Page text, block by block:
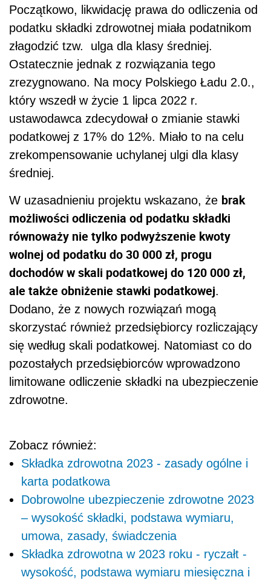
Początkowo, likwidację prawa do odliczenia od
podatku składki zdrowotnej miała podatnikom
złagodzić tzw. ulga dla klasy średniej.
Ostatecznie jednak z rozwiązania tego
zrezygnowano. Na mocy Polskiego Ładu 2.0.,
który wszedł w życie 1 lipca 2022 r.
ustawodawca zdecydował o zmianie stawki
podatkowej z 17% do 12%. Miało to na celu
zrekompensowanie uchylanej ulgi dla klasy
średniej.
W uzasadnieniu projektu wskazano, że brak
możliwości odliczenia od podatku składki
równoważy nie tylko podwyższenie kwoty
wolnej od podatku do 30 000 zł, progu
dochodów w skali podatkowej do 120 000 zł,
ale także obniżenie stawki podatkowej.
Dodano, że z nowych rozwiązań mogą
skorzystać również przedsiębiorcy rozliczający
się według skali podatkowej. Natomiast co do
pozostałych przedsiębiorców wprowadzono
limitowane odliczenie składki na ubezpieczenie
zdrowotne.
Zobacz również:
Składka zdrowotna 2023 - zasady ogólne i
karta podatkowa
Dobrowolne ubezpieczenie zdrowotne 2023
– wysokość składki, podstawa wymiaru,
umowa, zasady, świadczenia
Składka zdrowotna w 2023 roku - ryczałt -
wysokość, podstawa wymiaru miesięczna i